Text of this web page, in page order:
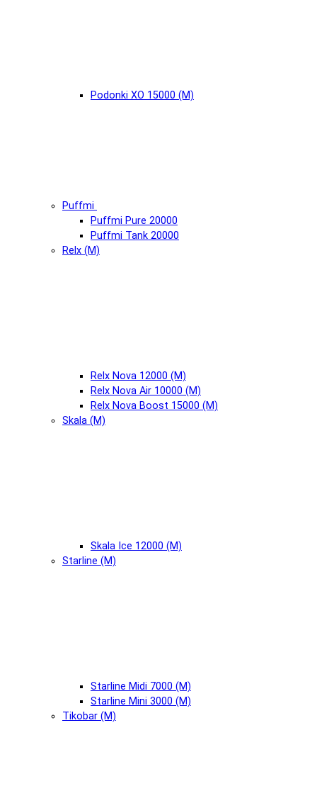
Podonki XO 15000 (М)
Puffmi
Puffmi Pure 20000
Puffmi Tank 20000
Relx (М)
Relx Nova 12000 (М)
Relx Nova Air 10000 (М)
Relx Nova Boost 15000 (М)
Skala (М)
Skala Ice 12000 (М)
Starline (М)
Starline Midi 7000 (М)
Starline Mini 3000 (М)
Tikobar (М)